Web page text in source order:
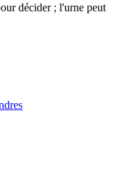
décider ; l'urne peut